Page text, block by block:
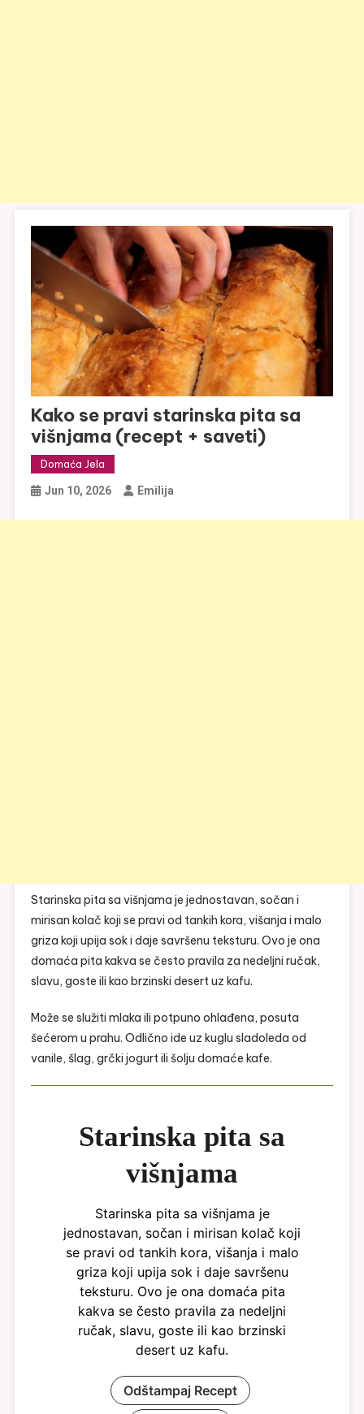
Kako se pravi starinska pita sa
višnjama (recept + saveti)
Domaća Jela
Jun 10, 2026 Emilija
Starinska pita sa višnjama je jednostavan, sočan i
mirisan kolač koji se pravi od tankih kora, višanja i malo
griza koji upija sok i daje savršenu teksturu. Ovo je ona
domaća pita kakva se često pravila za nedeljni ručak,
slavu, goste ili kao brzinski desert uz kafu.
Može se služiti mlaka ili potpuno ohlađena, posuta
šećerom u prahu. Odlično ide uz kuglu sladoleda od
vanile, šlag, grčki jogurt ili šolju domaće kafe.
Starinska pita sa
višnjama
Starinska pita sa višnjama je
jednostavan, sočan i mirisan kolač koji
se pravi od tankih kora, višanja i malo
griza koji upija sok i daje savršenu
teksturu. Ovo je ona domaća pita
kakva se često pravila za nedeljni
ručak, slavu, goste ili kao brzinski
desert uz kafu.
Odštampaj Recept